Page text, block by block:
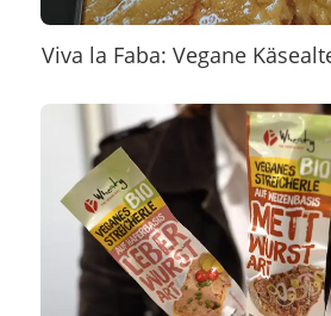
Viva la Faba: Vegane